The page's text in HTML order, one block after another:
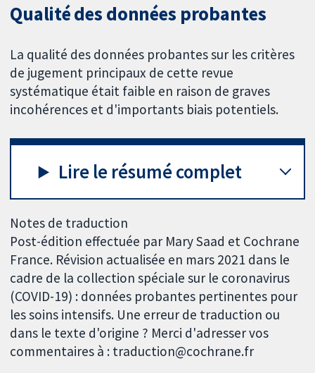
Qualité des données probantes
La qualité des données probantes sur les critères
de jugement principaux de cette revue
systématique était faible en raison de graves
incohérences et d'importants biais potentiels.
Lire le résumé complet
Notes de traduction
Post-édition effectuée par Mary Saad et Cochrane
France. Révision actualisée en mars 2021 dans le
cadre de la collection spéciale sur le coronavirus
(COVID-19) : données probantes pertinentes pour
les soins intensifs. Une erreur de traduction ou
dans le texte d'origine ? Merci d'adresser vos
commentaires à : traduction@cochrane.fr